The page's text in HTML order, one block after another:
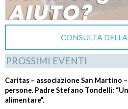
CONSULTA
PROSSIMI EVENTI
Caritas – associazione San Martino
persone. Padre Stefano Tondelli:
alimentare”.